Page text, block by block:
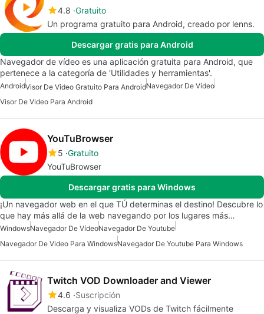
4.8 Gratuito
Un programa gratuito para Android, creado por lenns.
Descargar gratis para Android
Navegador de vídeo es una aplicación gratuita para Android, que
pertenece a la categoría de 'Utilidades y herramientas'.
AndroidVisor De Video Gratuito Para AndroidNavegador De Vídeo
Visor De Video Para Android
YouTuBrowser
5 Gratuito
YouTuBrowser
Descargar gratis para Windows
¡Un navegador web en el que TÚ determinas el destino! Descubre lo
que hay más allá de la web navegando por los lugares más…
WindowsNavegador De VídeoNavegador De Youtube
Navegador De Video Para WindowsNavegador De Youtube Para Windows
Twitch VOD Downloader and Viewer
4.6 Suscripción
Descarga y visualiza VODs de Twitch fácilmente